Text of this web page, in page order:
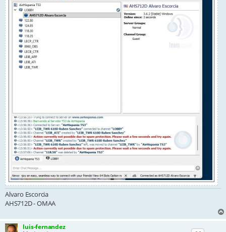
Alvaro Escorcia
AHS712D - OMAA
luis-fernandez